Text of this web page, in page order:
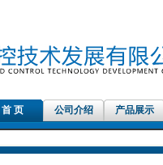
首 页 公司介绍 产品展示